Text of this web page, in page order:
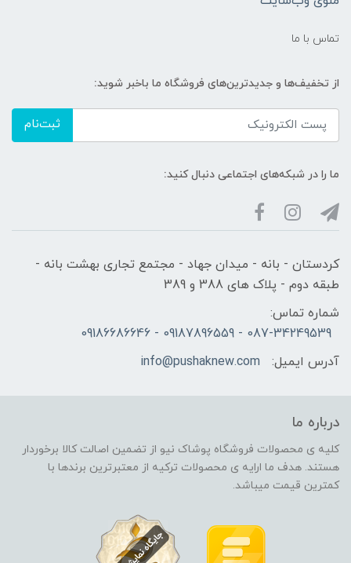
تماس با ما
از تخفیف‌ها و جدیدترین‌های فروشگاه ما باخبر شوید:
ثبت‌نام
ما را در شبکه‌های اجتماعی دنبال کنید:
کردستان - بانه - میدان جهاد - مجتمع تجاری بهشت بانه -
طبقه دوم - پلاک های 388 و 389
شماره تماس:
087-34249539 - 09187896559 - 09186686646
آدرس ایمیل:
info@pushaknew.com
درباره ما
کلیه ی محصولات فروشگاه پوشاک نیو از تضمین اصالت کالا برخوردار
هستند. هدف ما ارایه ی محصولات ترکیه از معتبرترین برندها با
کمترین قیمت میباشد.